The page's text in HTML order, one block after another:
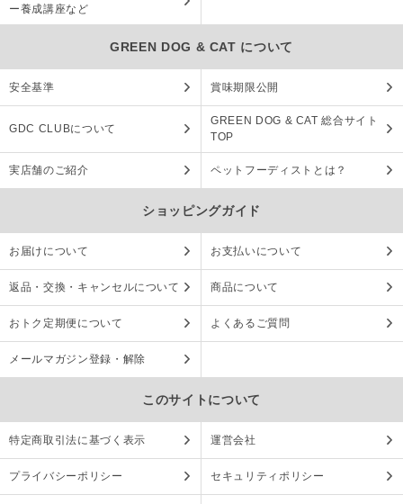
ー養成講座など
GREEN DOG & CAT について
安全基準 賞味期限公開
GDC CLUBについて
GREEN DOG & CAT 総合サイト
TOP
実店舗のご紹介 ペットフーディストとは？
ショッピングガイド
お届けについて お支払いについて
返品・交換・キャンセルについて 商品について
おトク定期便について よくあるご質問
メールマガジン登録・解除
このサイトについて
特定商取引法に基づく表示 運営会社
プライバシーポリシー セキュリティポリシー